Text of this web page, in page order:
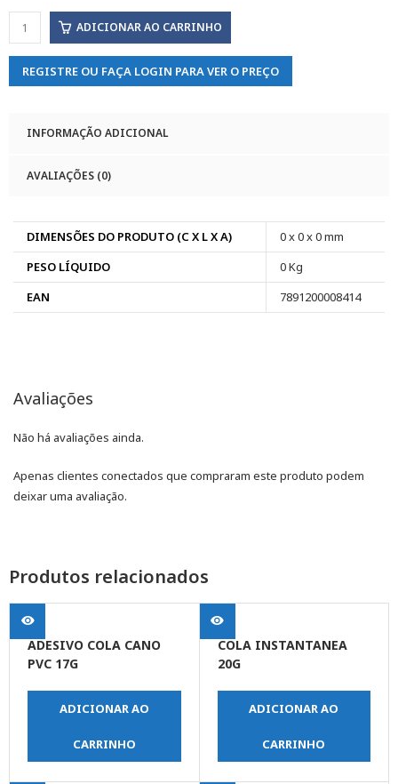
ADICIONAR AO CARRINHO
REGISTRE OU FAÇA LOGIN PARA VER O PREÇO
INFORMAÇÃO ADICIONAL
AVALIAÇÕES (0)
DIMENSÕES DO PRODUTO (C X L X A)
0 x 0 x 0 mm
PESO LÍQUIDO
0 Kg
EAN
7891200008414
Avaliações
Não há avaliações ainda.
Apenas clientes conectados que compraram este produto podem
deixar uma avaliação.
Produtos relacionados
ADESIVO COLA CANO
PVC 17G
ADICIONAR AO
CARRINHO
COLA INSTANTANEA
20G
ADICIONAR AO
CARRINHO